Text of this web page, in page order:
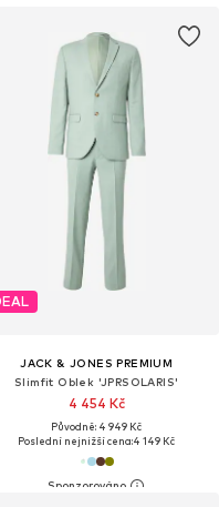
JACK & JONES PREMIUM
Slimfit Oblek 'JPRSOLARIS'
4 454 Kč
Původně: 4 949 Kč
Poslední nejnižší cena:4 149 Kč